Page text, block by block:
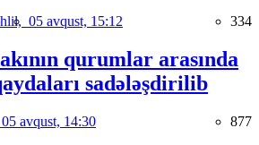
05 avqust, 15:12 334
qurumlar arasında
sadələşdirilib
05 avqust, 14:30 877